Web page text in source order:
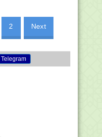
2 Next
Telegram